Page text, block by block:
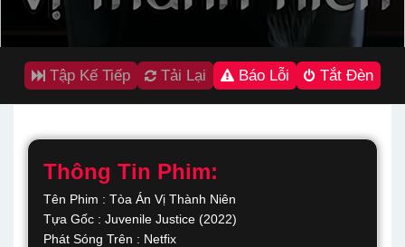
Tập Kế Tiếp Tải Lại Báo Lỗi Tắt Đèn
Thông Tin Phim:
Tên Phim : Tòa Án Vị Thành Niên
Tựa Gốc : Juvenile Justice (2022)
Phát Sóng Trên : Netfix